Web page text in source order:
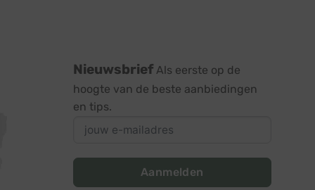
Nieuwsbrief Als eerste op de
hoogte van de beste aanbiedingen
en tips.
Aanmelden